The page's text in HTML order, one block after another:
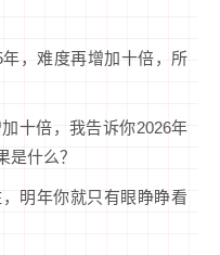
，难度再增加十倍，所
十倍，我告诉你2026年
是什么？
明年你就只有眼睁睁看